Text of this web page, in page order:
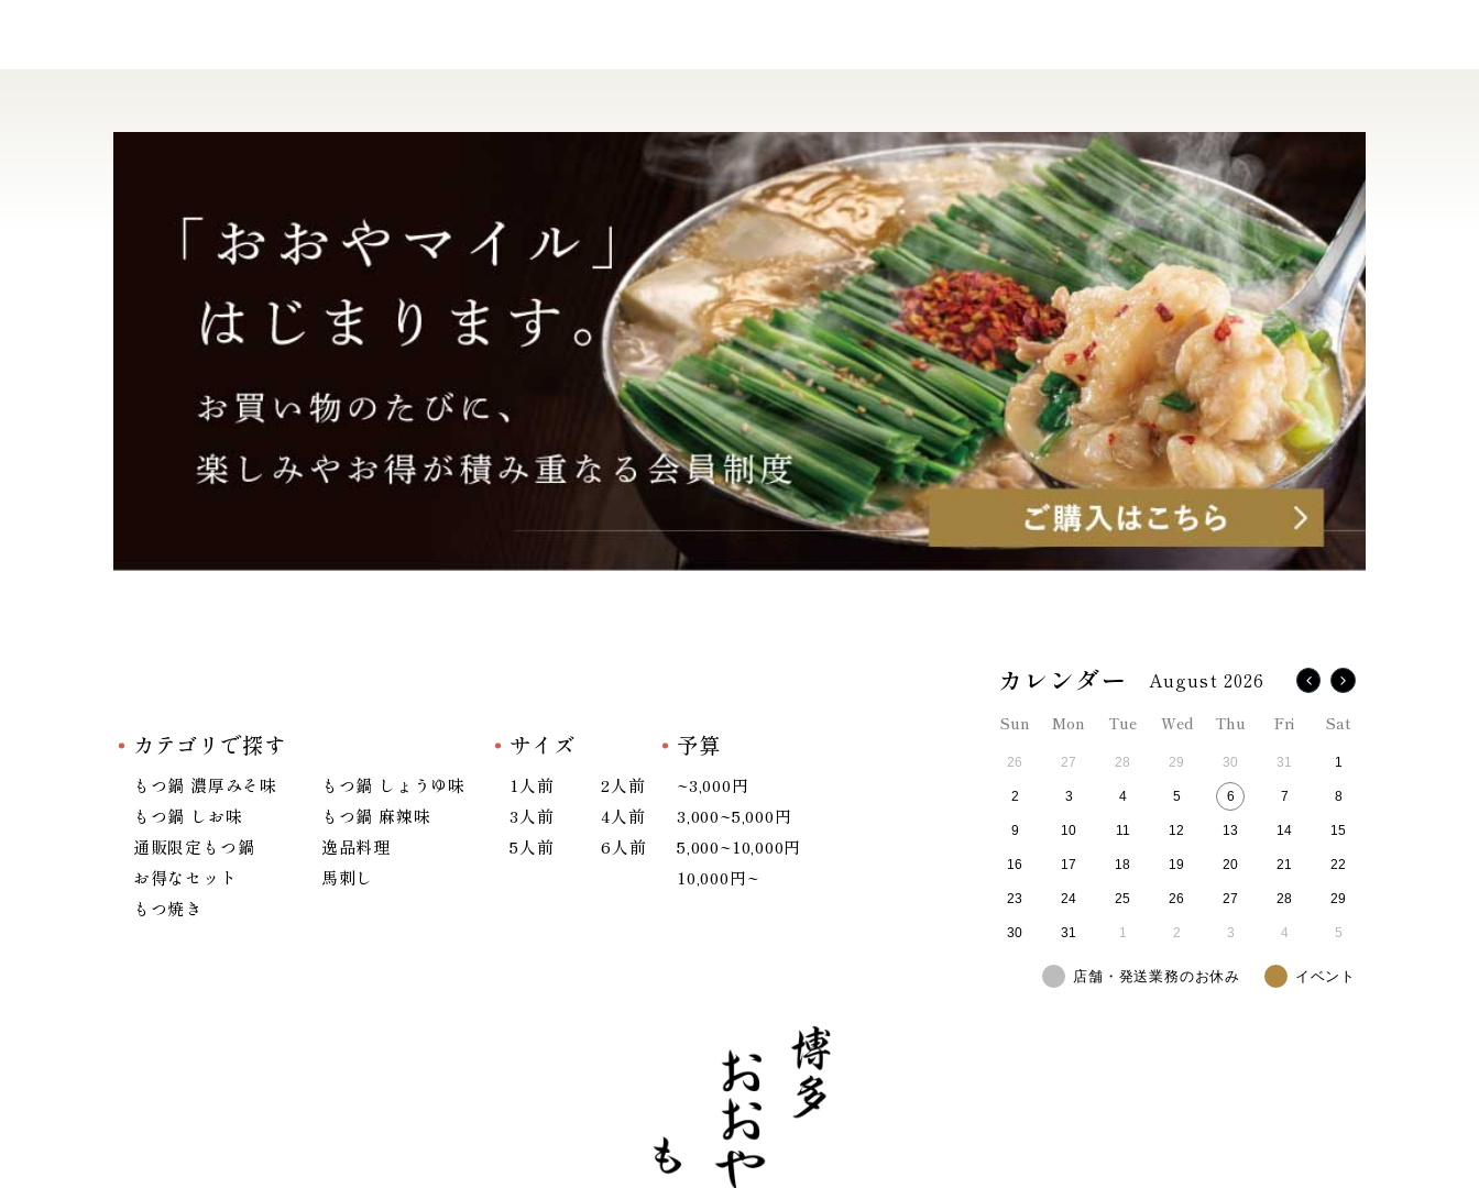
カテゴリで探す
もつ鍋 濃厚みそ味
もつ鍋 しょうゆ味
もつ鍋 しお味
もつ鍋 麻辣味
通販限定もつ鍋
逸品料理
お得なセット
馬刺し
もつ焼き
サイズ
1人前
2人前
3人前
4人前
5人前
6人前
予算
~3,000円
3,000~5,000円
5,000~10,000円
10,000円~
August 2026
Sun Mon Tue Wed Thu Fri Sat
26 27 28 29 30 31 1
2 3 4 5 6 7 8
9 10 11 12 13 14 15
16 17 18 19 20 21 22
23 24 25 26 27 28 29
30 31 1 2 3 4 5
店舗・発送業務のお休み イベント